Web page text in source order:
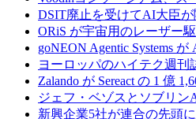
DSIT廃止を受けてAI大臣
ORiS が宇宙用のレーザー
goNEON Agentic Systems
ヨーロッパのハイテク週刊
Zalando が Sereact の 1 億
ジェフ・ベゾスとソブリン
新興企業5社が連合の先頭